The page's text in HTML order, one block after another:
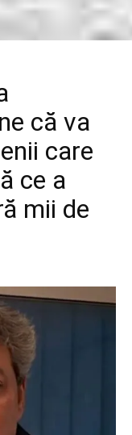
că va
care
ce a
mii de